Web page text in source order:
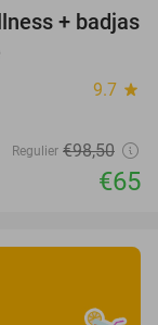
34%
+ badjas
9.7 star
Regulier €98,50
€65